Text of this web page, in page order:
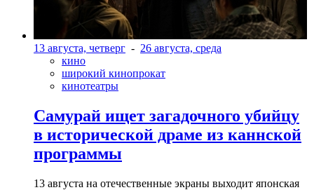
13 августа, четверг - 26 августа, среда
кино
широкий кинопрокат
кинотеатры
Самурай ищет загадочного убийцу
в исторической драме из каннской
программы
13 августа на отечественные экраны выходит японская